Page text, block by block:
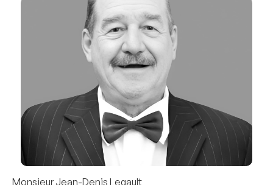
Monsieur Jean-Denis Legault